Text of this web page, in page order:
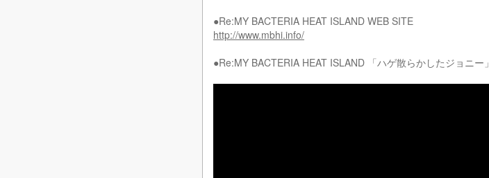
●Re:MY BACTERIA HEAT ISLAND WEB SITE
http://www.mbhi.info/
●Re:MY BACTERIA HEAT ISLAND 「ハゲ散らかしたジョニー」